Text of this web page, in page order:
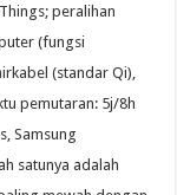
peralihan
(fungsi
(standar Qi),
pemutaran: 5j/8h
Samsung
satunya adalah